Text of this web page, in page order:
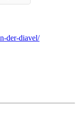
der-diavel/